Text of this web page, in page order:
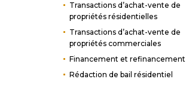
Transactions d’achat-vente de
propriétés résidentielles
Transactions d’achat-vente de
propriétés commerciales
Financement et refinancement
Rédaction de bail résidentiel